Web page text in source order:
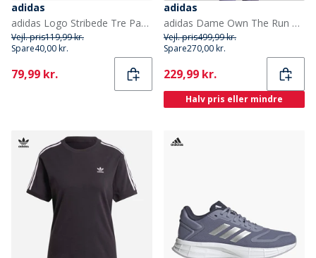
adidas
adidas Logo Stribede Tre Pak Strømper Hvid/Hvid/Powder Plum
Vejl. pris119,99 kr.
Spare40,00 kr.
Current
79,99 kr.
adidas
adidas Dame Own The Run Vinteriserede Løbe Hættetrøje Halv lynlås Powder Plum
Vejl. pris499,99 kr.
Spare270,00 kr.
Current
229,99 kr.
Halv pris eller mindre